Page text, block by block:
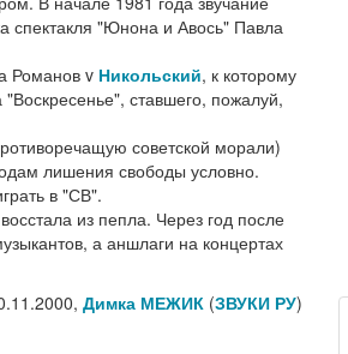
спектакля "Юнона и Авось" Павла
Романов v Никольский, к которому
ставшего, пожалуй,
советской морали)
лишения свободы условно.
в "СВ".
из пепла. Через год после
а аншлаги на концертах
Димка МЕЖИК(ЗВУКИ РУ)